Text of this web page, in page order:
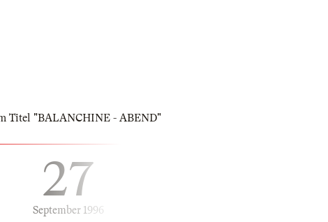
Titel "BALANCHINE - ABEND"
27
September 1996